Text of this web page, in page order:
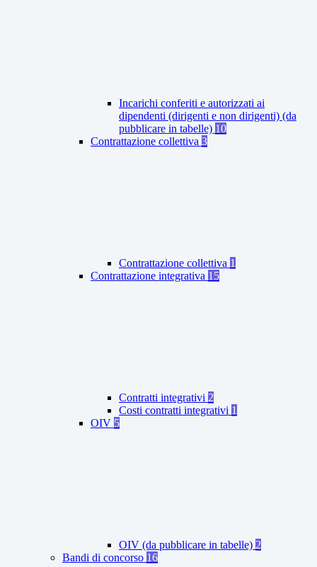
Incarichi conferiti e autorizzati ai
dipendenti (dirigenti e non dirigenti) (da
pubblicare in tabelle) 10
Contrattazione collettiva 3
Contrattazione collettiva 1
Contrattazione integrativa 15
Contratti integrativi 2
Costi contratti integrativi 1
OIV 5
OIV (da pubblicare in tabelle) 2
Bandi di concorso 16